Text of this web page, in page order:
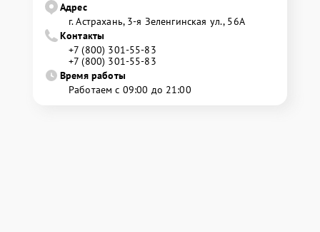
Адрес
г. Астрахань, 3-я Зеленгинская ул., 56А
Контакты
+7 (800) 301-55-83
+7 (800) 301-55-83
Время работы
Работаем с 09:00 до 21:00